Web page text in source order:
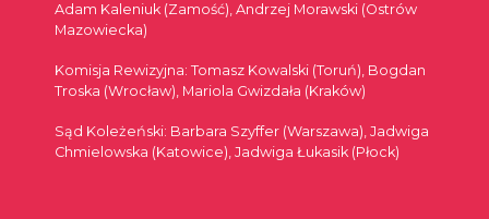
Adam Kaleniuk (Zamość), Andrzej Morawski (Ostrów
Mazowiecka)
Komisja Rewizyjna: Tomasz Kowalski (Toruń), Bogdan
Troska (Wrocław), Mariola Gwizdała (Kraków)
Sąd Koleżeński: Barbara Szyffer (Warszawa), Jadwiga
Chmielowska (Katowice), Jadwiga Łukasik (Płock)